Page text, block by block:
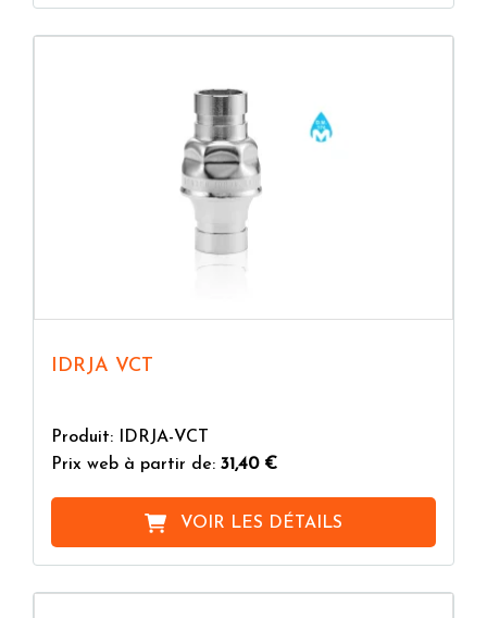
IDRJA VCT
Produit: IDRJA-VCT
Prix web à partir de: 31,40 €
VOIR LES DÉTAILS